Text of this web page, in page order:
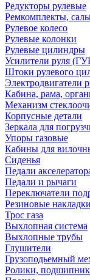
Редукторы рулевые
Ремкомплекты,
Рулевое колесо
Рулевые колонки
Рулевые цилиндры
Усилители руля
Штоки рулевого
Электродвигатели
Кабина, рама,
Механизм
Корпусные детали
Зеркала для
Упоры газовые
Кабины для
Сиденья
Педали
Педали и рычаги
Переключатели
Резиновые накладки
Трос газа
Выхлопная система
Выхлопные трубы
Глушители
Грузоподьемный
Ролики,